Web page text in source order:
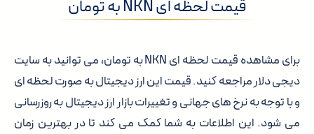
قیمت لحظه ای NKN به تومان
برای مشاهده قیمت لحظه ای NKN به تومان، می توانید به سایت
دیجی دلار مراجعه کنید. قیمت این ارز دیجیتال به صورت لحظه ای
و با توجه به نرخ های جهانی و تغییرات بازار ارز دیجیتال به روزرسانی
می شود. این اطلاعات به شما کمک می کند تا در بهترین زمان